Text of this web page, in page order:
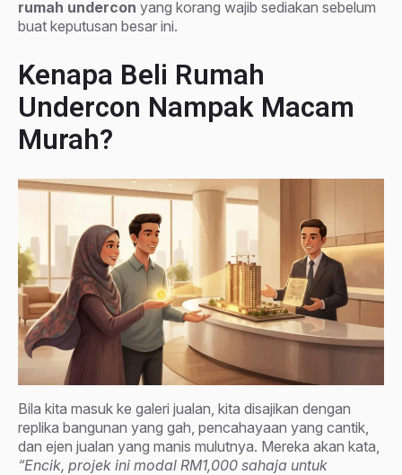
rumah undercon yang korang wajib sediakan sebelum
buat keputusan besar ini.
Kenapa Beli Rumah
Undercon Nampak Macam
Murah?
Bila kita masuk ke galeri jualan, kita disajikan dengan
replika bangunan yang gah, pencahayaan yang cantik,
dan ejen jualan yang manis mulutnya. Mereka akan kata,
“Encik, projek ini modal RM1,000 sahaja untuk